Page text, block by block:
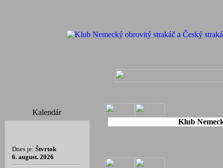
Kalendár
Dnes je: Štvrtok
6. august. 2026
Klub